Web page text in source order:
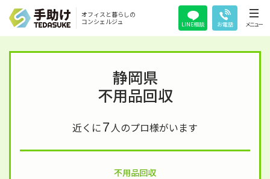
オフィスと暮らしの
コンシェルジュ
LINE相談 お電話 メニュー
静岡県
不用品回収
近くに7人のプロ様がいます
不用品回収